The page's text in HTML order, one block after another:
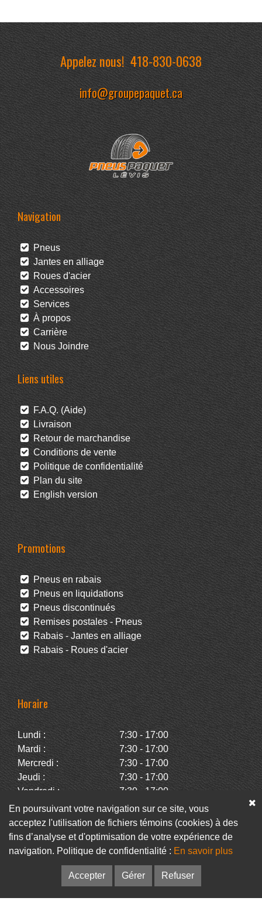
Appelez nous!418-830-0638
info@groupepaquet.ca
Navigation
Pneus
Jantes en alliage
Roues d'acier
Accessoires
Services
À propos
Carrière
Nous Joindre
Liens utiles
F.A.Q. (Aide)
Livraison
Retour de marchandise
Conditions de vente
Politique de confidentialité
Plan du site
English version
Promotions
Pneus en rabais
Pneus en liquidations
Pneus discontinués
Remises postales - Pneus
Rabais - Jantes en alliage
Rabais - Roues d'acier
Horaire
Lundi :
7:30 - 17:00
Mardi :
7:30 - 17:00
Mercredi :
7:30 - 17:00
Jeudi :
7:30 - 17:00
Vendredi :
7:30 - 17:00
Samedi :
Fermé
Dimanche :
Fermé
Facebook Infolettre
© Pneus Paquet /Pneus St-Hubert • Web :Option PME
En poursuivant votre navigation sur ce site, vous
acceptez l'utilisation de fichiers témoins (cookies) à des
fins d’analyse et d'optimisation de votre expérience de
navigation. Politique de confidentialité : En savoir plus
Accepter Gérer Refuser